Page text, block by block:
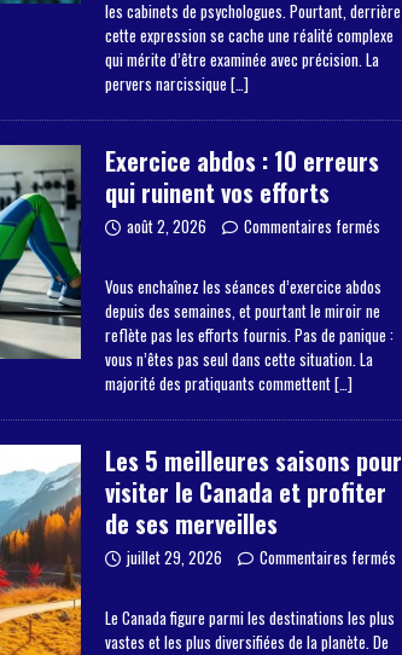
les cabinets de psychologues. Pourtant, derrière
cette expression se cache une réalité complexe
qui mérite d’être examinée avec précision. La
pervers narcissique […]
Exercice abdos : 10 erreurs
qui ruinent vos efforts
août 2, 2026 Commentaires fermés
Vous enchaînez les séances d’exercice abdos
depuis des semaines, et pourtant le miroir ne
reflète pas les efforts fournis. Pas de panique :
vous n’êtes pas seul dans cette situation. La
majorité des pratiquants commettent[…]
Les 5 meilleures saisons pour
visiter le Canada et profiter
de ses merveilles
juillet 29, 2026 Commentaires fermés
Le Canada figure parmi les destinations les plus
vastes et les plus diversifiées de la planète. De